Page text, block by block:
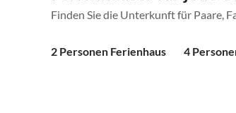
Finden Sie die Unterkunft für Paare,
2 Personen Ferienhaus 4